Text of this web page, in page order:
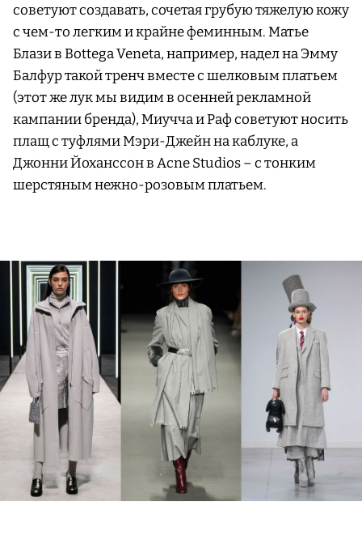
советуют создавать, сочетая грубую тяжелую кожу
с чем-то легким и крайне феминным. Матье
Блази в Bottega Veneta, например, надел на Эмму
Балфур такой тренч вместе с шелковым платьем
(этот же лук мы видим в осенней рекламной
кампании бренда), Миучча и Раф советуют носить
плащ с туфлями Мэри-Джейн на каблуке, а
Джонни Йоханссон в Acne Studios – с тонким
шерстяным нежно-розовым платьем.